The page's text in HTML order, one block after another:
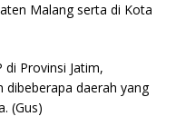
Malang serta di Kota
di Provinsi Jatim,
dibeberapa daerah yang
(Gus)